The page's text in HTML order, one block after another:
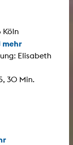
Köln
mehr
Elisabeth
30 Min.